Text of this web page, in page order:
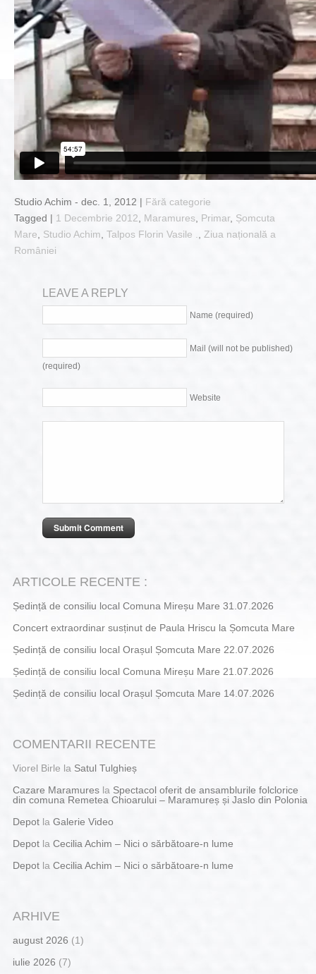
Studio Achim - dec. 1, 2012 | Fără categorie
Tagged | 1 Decembrie 2012 Maramures Primar, Șomcuta
Mare
Studio Achim Talpos Florin Vasile .
Ziua națională a
României
LEAVE A REPLY
Name (required)
Mail (will not be published)
(required)
Website
ARTICOLE RECENTE :
Ședință de consiliu local Comuna Mireșu Mare 31.07.2026
Concert extraordinar susținut de Paula Hriscu la Șomcuta Mare
Ședință de consiliu local Orașul Șomcuta Mare 22.07.2026
Ședință de consiliu local Comuna Mireșu Mare 21.07.2026
Ședință de consiliu local Orașul Șomcuta Mare 14.07.2026
COMENTARII RECENTE
Viorel Birle la Satul Tulghieș
Cazare Maramuresla Spectacol oferit de ansamblurile folclorice
din comuna Remetea Chioarului – Maramureș și Jaslo din Polonia
Depotla Galerie Video
Depotla Cecilia Achim – Nici o sărbătoare-n lume
Depotla Cecilia Achim – Nici o sărbătoare-n lume
ARHIVE
august 2026 (1)
iulie 2026 (7)